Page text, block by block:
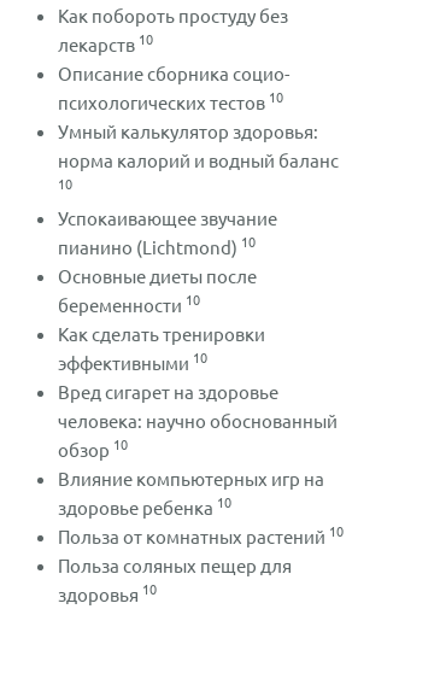
Как побороть простуду без
лекарств 10
Описание сборника социо-
психологических тестов 10
Умный калькулятор здоровья:
норма калорий и водный баланс
10
Успокаивающее звучание
пианино (Lichtmond) 10
Основные диеты после
беременности 10
Как сделать тренировки
эффективными 10
Вред сигарет на здоровье
человека: научно обоснованный
обзор 10
Влияние компьютерных игр на
здоровье ребенка 10
Польза от комнатных растений 10
Польза соляных пещер для
здоровья 10